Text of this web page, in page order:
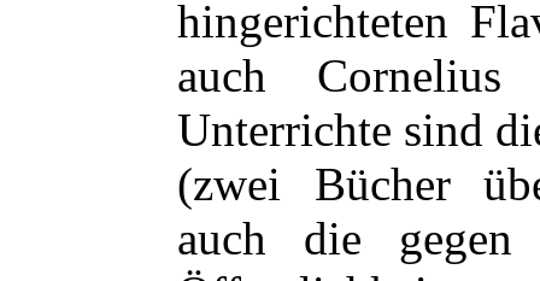
hingerichteten
auch
Unterrichte sind
(zwei Bücher
auch die